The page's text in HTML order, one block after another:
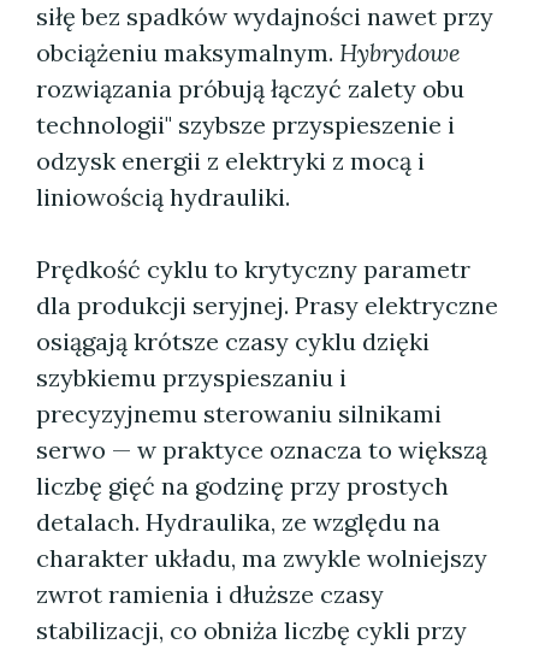
siłę bez spadków wydajności nawet przy
obciążeniu maksymalnym. Hybrydowe
rozwiązania próbują łączyć zalety obu
technologii" szybsze przyspieszenie i
odzysk energii z elektryki z mocą i
liniowością hydrauliki.
Prędkość cyklu to krytyczny parametr
dla produkcji seryjnej. Prasy elektryczne
osiągają krótsze czasy cyklu dzięki
szybkiemu przyspieszaniu i
precyzyjnemu sterowaniu silnikami
serwo — w praktyce oznacza to większą
liczbę gięć na godzinę przy prostych
detalach. Hydraulika, ze względu na
charakter układu, ma zwykle wolniejszy
zwrot ramienia i dłuższe czasy
stabilizacji, co obniża liczbę cykli przy